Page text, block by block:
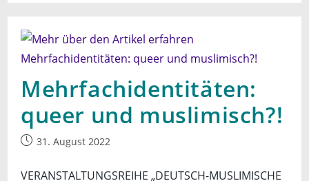
Mehrfachidentitäten:
queer und muslimisch?!
Beitrag31. August 2022
VERANSTALTUNGSREIHE „DEUTSCH-MUSLIMISCHE